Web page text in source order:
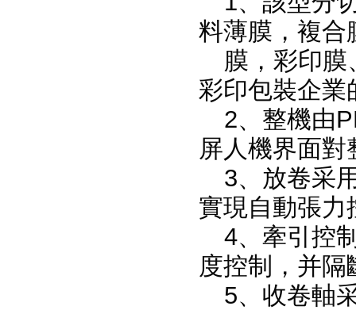
料薄膜，複
膜，彩印
彩印包裝企業
2、整機由
屏人機界面
3、放卷采
實現自動張力
4、牽引控
度控制，并
5、收卷軸